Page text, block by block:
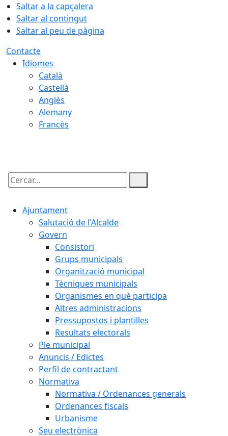
Saltar a la capçalera
Saltar al contingut
Saltar al peu de pàgina
Contacte
Idiomes
Català
Castellà
Anglès
Alemany
Francès
Cercar:
Ajuntament
Salutació de l'Alcalde
Govern
Consistori
Grups municipals
Organització municipal
Tècniques municipals
Organismes en què participa
Altres administracions
Pressupostos i plantilles
Resultats electorals
Ple municipal
Anuncis / Edictes
Perfil de contractant
Normativa
Normativa / Ordenances generals
Ordenances fiscals
Urbanisme
Seu electrònica